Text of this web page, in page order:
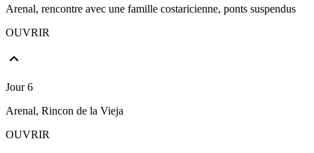
Arenal, rencontre avec une famille costaricienne, ponts suspendus
OUVRIR
Jour 6
Arenal, Rincon de la Vieja
OUVRIR